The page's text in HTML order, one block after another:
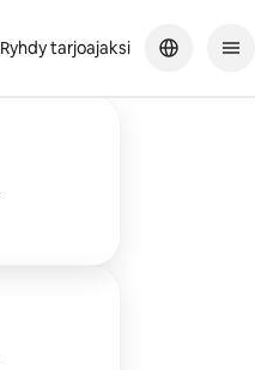
Ryhdy tarjoajaksi